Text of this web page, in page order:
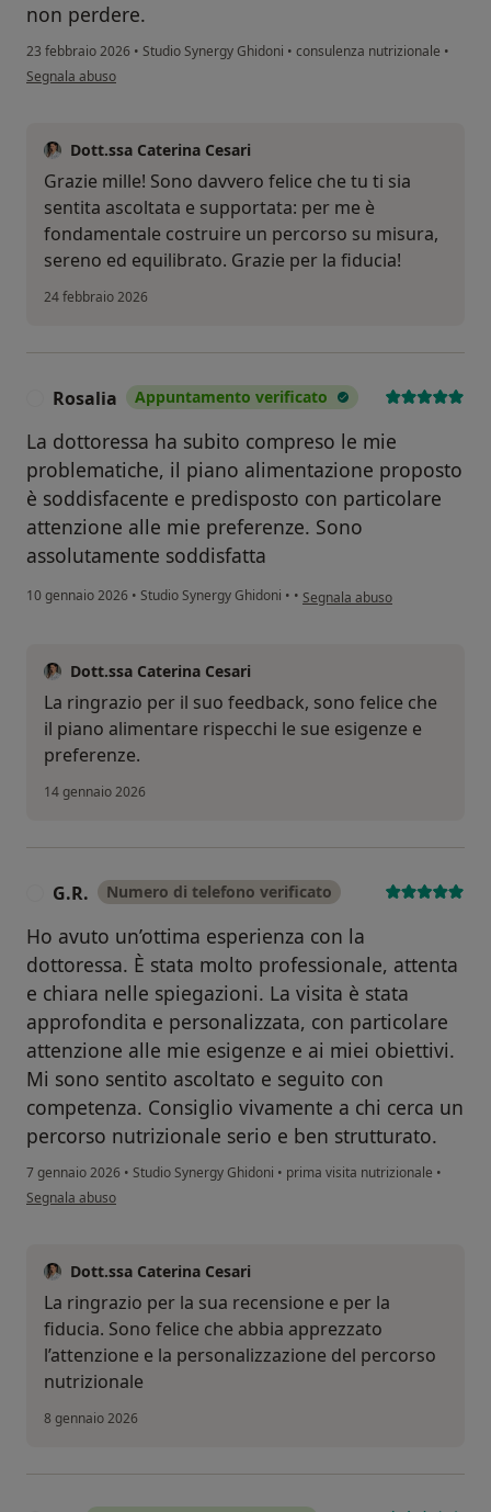
non perdere.
23 febbraio 2026 • Studio Synergy Ghidoni • consulenza nutrizionale •
secondo l'opinione dell'utente Lucrezia
Segnala abuso
Dott.ssa Caterina Cesari
Grazie mille! Sono davvero felice che tu ti sia
sentita ascoltata e supportata: per me è
fondamentale costruire un percorso su misura,
sereno ed equilibrato. Grazie per la fiducia!
24 febbraio 2026
Rosalia Appuntamento verificato
La dottoressa ha subito compreso le mie
problematiche, il piano alimentazione proposto
è soddisfacente e predisposto con particolare
attenzione alle mie preferenze. Sono
assolutamente soddisfatta
10 gennaio 2026 • Studio Synergy Ghidoni • • secondo l'opinione dell'utente
Segnala abuso
Dott.ssa Caterina Cesari
La ringrazio per il suo feedback, sono felice che
il piano alimentare rispecchi le sue esigenze e
preferenze.
14 gennaio 2026
G.R. Numero di telefono verificato
Ho avuto un’ottima esperienza con la
dottoressa. È stata molto professionale, attenta
e chiara nelle spiegazioni. La visita è stata
approfondita e personalizzata, con particolare
attenzione alle mie esigenze e ai miei obiettivi.
Mi sono sentito ascoltato e seguito con
competenza. Consiglio vivamente a chi cerca un
percorso nutrizionale serio e ben strutturato.
7 gennaio 2026 • Studio Synergy Ghidoni • prima visita nutrizionale •
secondo l'opinione dell'utente G.R.
Segnala abuso
Dott.ssa Caterina Cesari
La ringrazio per la sua recensione e per la
fiducia. Sono felice che abbia apprezzato
l’attenzione e la personalizzazione del percorso
nutrizionale
8 gennaio 2026